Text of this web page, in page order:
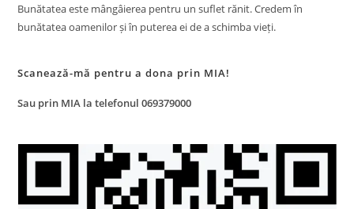
Bunătatea este mângâierea pentru un suflet rănit. Credem în
bunătatea oamenilor și în puterea ei de a schimba vieți.
Scanează-mă pentru a dona prin MIA!
Sau prin MIA la telefonul 069379000